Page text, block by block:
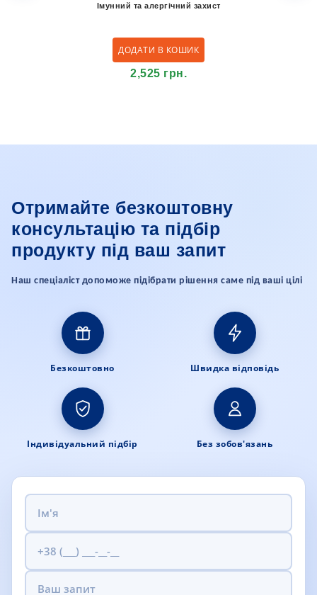
Імунний та алергічний захист
ДОДАТИ В КОШИК
2,525 грн.
Отримайте безкоштовну
консультацію та підбір
продукту під ваш запит
Наш спеціаліст допоможе підібрати рішення саме під ваші цілі
Безкоштовно Швидка відповідь
Індивідуальний підбір Без зобов'язань